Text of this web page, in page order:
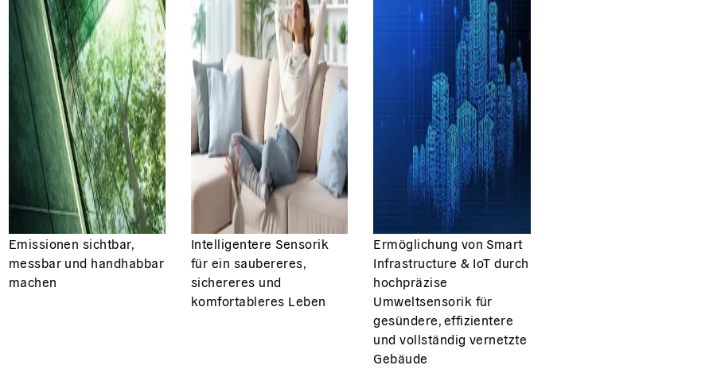
Emissionen sichtbar,
messbar und handhabbar
machen
Intelligentere Sensorik
für ein saubereres,
sichereres und
komfortableres Leben
Ermöglichung von Smart
Infrastructure & IoT durch
hochpräzise
Umweltsensorik für
gesündere, effizientere
und vollständig vernetzte
Gebäude